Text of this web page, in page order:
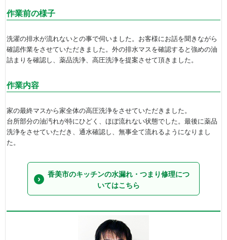
作業前の様子
洗濯の排水が流れないとの事で伺いました。お客様にお話を聞きながら
確認作業をさせていただきました。外の排水マスを確認すると強めの油
詰まりを確認し、薬品洗浄、高圧洗浄を提案させて頂きました。
作業内容
家の最終マスから家全体の高圧洗浄をさせていただきました。
台所部分の油汚れが特にひどく、ほぼ流れない状態でした。最後に薬品
洗浄をさせていただき、通水確認し、無事全て流れるようになりまし
た。
香美市のキッチンの水漏れ・つまり修理につ
いてはこちら